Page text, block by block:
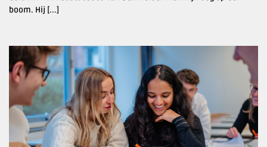
boom. Hij [...]